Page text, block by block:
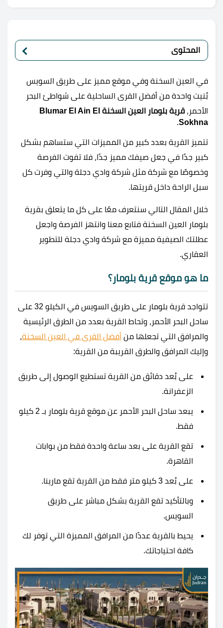
المحتوى
في العين السخنة وفي موقع مميز على طريق السويس
بُنيت واحدة من أفضل القرى الساحلية على شواطئ البحر
الأحمر،
قرية بلومار العين السخنة Blumar El Ain El
Sokhna
.
تتميز القرية بعدد كبير من المميزات التي ستساهم بشكل
كبير جدًا في جعل صيفك مميز جدًا، فلا تفوت الفرصة
وخصوصًا مع شركة مثل شركة وادي دجلة والتي وفرت كل
سبل الراحة داخل قريتها.
خلال المقال التالي سنتعرف معًا على كل ما يتعلق بقرية
بلومار العين السخنة فتابع معنا وانتهز الفرصة واجعل
عطلتك الصيفية مميزة مع شركة وادي دجلة للتطوير
العقاري.
ما هو موقع قرية بلومار؟
تتواجد
قرية بلومار على طريق السويس في الكيلو 32 على
ساحل البحر الأحمر، وتحاط القرية بعدد من الطرق الرئيسية
والمرافق التي تجعلها من أفضل القرى في العين السخنة،
وإليك المرافق والطرق القريبة من القرية:
على بُعد دقائق من القرية تستطيع الوصول إلى طريق
الزعفرانة.
يبعد ساحل البحر الأحمر عن موقع
قرية بلومار بـ 2 كيلو
فقط.
تقع القرية على بعد ساعة واحدة فقط من بوابات
القاهرة.
على بُعد 3 كيلو متر فقط من القرية تقع مارينا.
وبالتأكيد تقع القرية بشكل مباشر على طريق
السويس.
يحيط بالقرية عددًا من المرافق المميزة التي توفر لك
كافة احتياجاتك.